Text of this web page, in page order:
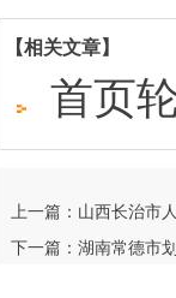
【相关文章】
首页
上一篇：山西长治市
下一篇：湖南常德市